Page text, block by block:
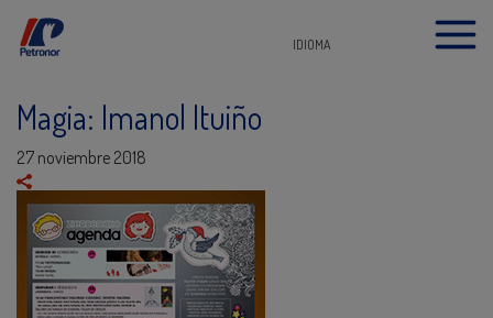
IDIOMA
Magia: Imanol Ituiño
27 noviembre 2018